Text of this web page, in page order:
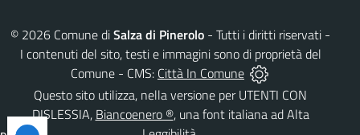
© 2026 Comune diSalza di Pinerolo - Tutti i diritti riservati -
I contenuti del sito, testi e immagini sono di proprietà del
Comune - CMS: Città In Comune
Questo sito utilizza, nella versione per UTENTI CON
DISLESSIA, Biancoenero ®, una font italiana ad Alta